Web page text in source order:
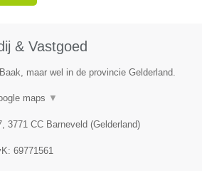
& Vastgoed
maar wel in de provincie Gelderland.
maps ▼
, 3771 CC Barneveld (Gelderland)
69771561